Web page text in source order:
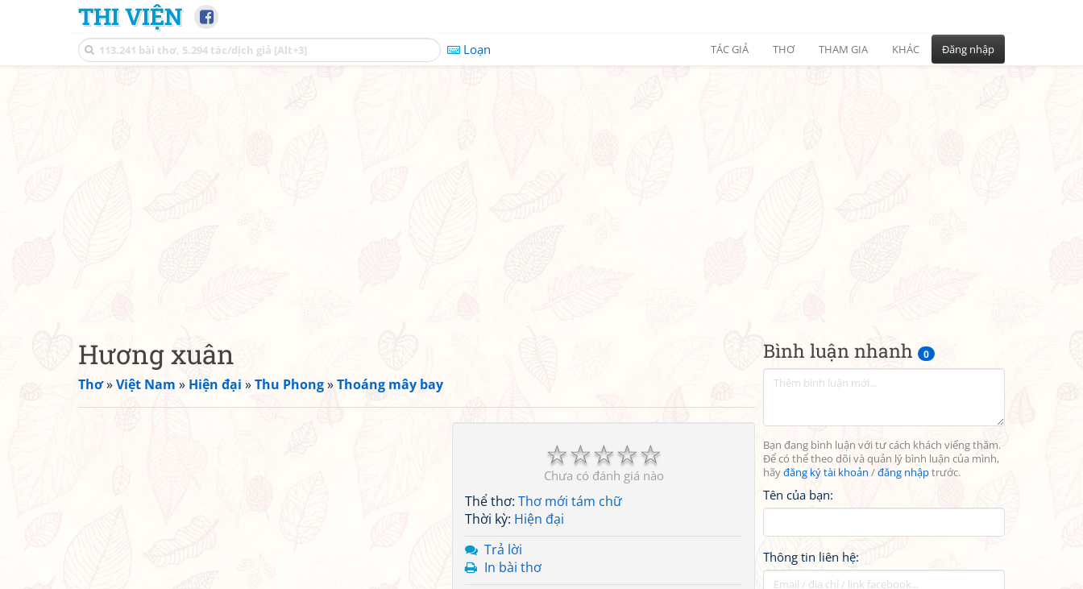
THI VIỆN
Loạn TÁC GIẢ THƠ THAM GIA KHÁC Đăng nhập
Bình luận nhanh 0
Bạn đang bình luận với tư cách khách viếng thăm.
Để có thể theo dõi và quản lý bình luận của mình,
hãyđăng ký tài khoản /đăng nhậptrước.
Tên của bạn:
Thông tin liên hệ:
Hương xuân
Thơ»Việt Nam » Hiện đại »Thu Phong»Thoáng mây bay
☆
☆
☆
☆
☆
Chưa có đánh giá nào
Thể thơ: Thơ mới tám chữ
Thời kỳ: Hiện đại
Trả lời
In bài thơ